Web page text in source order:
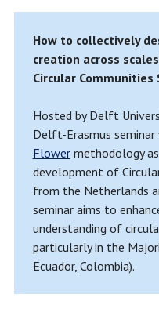
How to collectively
creation across
Circular Communities
Hosted by Delft
Delft-Erasmus
Flowermethodology
development of
from the Netherlands
seminar aims to
understanding of
particularly in the
Ecuador, Colombia).